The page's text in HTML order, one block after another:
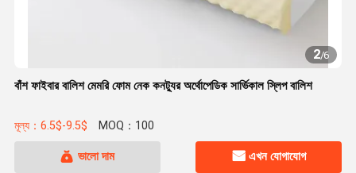
2/6
বাঁশ ফাইবার বালিশ মেমরি ফোম নেক কনট্যুর অর্থোপেডিক সার্ভিকাল স্লিপ বালিশ
মূল্য：6.5$-9.5$ MOQ：100
ভালো দাম এখন যোগাযোগ